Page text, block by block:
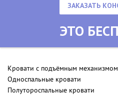
ЗАКАЗАТЬ
ЭТО
Кровати с подъёмным механизмом
Односпальные кровати
Полутороспальные кровати